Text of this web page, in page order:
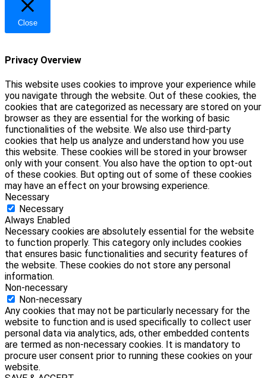
Close
Privacy Overview
This website uses cookies to improve your experience while
you navigate through the website. Out of these cookies, the
cookies that are categorized as necessary are stored on your
browser as they are essential for the working of basic
functionalities of the website. We also use third-party
cookies that help us analyze and understand how you use
this website. These cookies will be stored in your browser
only with your consent. You also have the option to opt-out
of these cookies. But opting out of some of these cookies
may have an effect on your browsing experience.
Necessary
Necessary
Always Enabled
Necessary cookies are absolutely essential for the website
to function properly. This category only includes cookies
that ensures basic functionalities and security features of
the website. These cookies do not store any personal
information.
Non-necessary
Non-necessary
Any cookies that may not be particularly necessary for the
website to function and is used specifically to collect user
personal data via analytics, ads, other embedded contents
are termed as non-necessary cookies. It is mandatory to
procure user consent prior to running these cookies on your
website.